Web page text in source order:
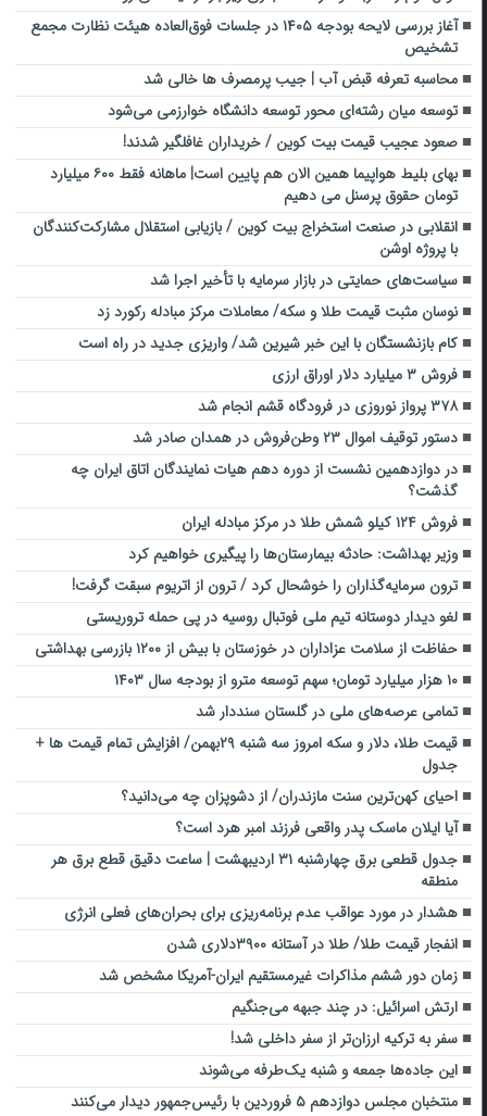
آغاز بررسی لایحه بودجه ۱۴۰۵ در جلسات فوق‌العاده هیئت نظارت مجمع
تشخیص
محاسبه تعرفه قبض آب | جیب پرمصرف ها خالی شد
توسعه میان رشته‌ای محور توسعه دانشگاه خوارزمی می‌شود
صعود عجیب قیمت بیت کوین / خریداران غافلگیر شدند!
بهای بلیط هواپیما همین الان هم پایین است| ماهانه فقط ۶۰۰ میلیارد
تومان حقوق پرسنل می دهیم
انقلابی در صنعت استخراج بیت کوین / بازیابی استقلال مشارکت‌کنندگان
با پروژه اوشن
سیاست‌های حمایتی در بازار سرمایه با تأخیر اجرا شد
نوسان مثبت قیمت طلا و سکه/ معاملات مرکز مبادله رکورد زد
کام بازنشستگان با این خبر شیرین شد/ واریزی جدید در راه است
فروش ۳ میلیارد دلار اوراق ارزی
۳۷۸ پرواز نوروزی در فرودگاه قشم انجام شد
دستور توقیف اموال ۲۳ وطن‌فروش در همدان صادر شد
در دوازدهمین نشست از دوره دهم هیات نمایندگان اتاق ایران چه
گذشت؟
فروش ۱۲۴ کیلو شمش طلا در مرکز مبادله ایران
وزیر بهداشت: حادثه بیمارستان‌ها را پیگیری‌ خواهیم کرد
ترون سرمایه‌گذاران را خوشحال کرد / ترون از اتریوم سبقت گرفت!
لغو دیدار دوستانه تیم ملی فوتبال روسیه در پی حمله تروریستی
حفاظت از سلامت عزاداران در خوزستان با بیش از ۱۲۰۰ بازرسی بهداشتی
۱۰ هزار میلیارد تومان؛ سهم توسعه مترو از بودجه سال ۱۴۰۳
تمامی عرصه‌های ملی در گلستان سنددار شد
قیمت طلا، دلار و سکه امروز سه شنبه ۲۹بهمن/ افزایش تمام قیمت ها +
جدول
احیای کهن‌ترین سنت مازندران‌/ از دشو‌پزان چه می‌دانید؟
آیا ایلان ماسک پدر واقعی فرزند امبر هرد است؟
جدول قطعی برق چهارشنبه ۳۱ اردیبهشت | ساعت دقیق قطع برق هر
منطقه
هشدار در مورد عواقب عدم برنامه‌ریزی برای بحران‌های فعلی انرژی
انفجار قیمت طلا/ طلا در آستانه ۳۹۰۰دلاری شدن
زمان دور ششم مذاکرات غیرمستقیم ایران-آمریکا مشخص شد
ارتش اسرائیل: در چند جبهه می‌جنگیم
سفر به ترکیه ارزان‌تر از سفر داخلی شد!
این جاده‌ها جمعه و شنبه یک‌طرفه می‌شوند
منتخبان مجلس دوازدهم ۵ فروردین با رئیس‌جمهور دیدار می‌کنند